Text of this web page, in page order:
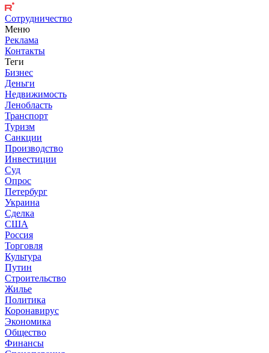
Сотрудничество
Меню
Реклама
Контакты
Теги
Бизнес
Деньги
Недвижимость
Ленобласть
Транспорт
Туризм
Санкции
Производство
Инвестиции
Суд
Опрос
Петербург
Украина
Сделка
США
Россия
Торговля
Культура
Путин
Строительство
Жилье
Политика
Коронавирус
Экономика
Общество
Финансы